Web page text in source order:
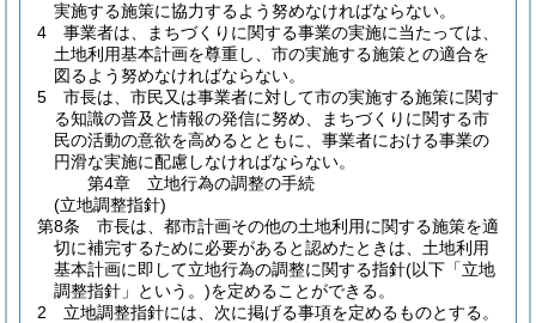
実施する施策に協力するよう努めなければならない。
4
事業者は、まちづくりに関する事業の実施に当たっては、
土地利用基本計画を尊重し、市の実施する施策との適合を
図るよう努めなければならない。
5
市長は、市民又は事業者に対して市の実施する施策に関す
る知識の普及と情報の発信に努め、まちづくりに関する市
民の活動の意欲を高めるとともに、事業者における事業の
円滑な実施に配慮しなければならない。
第4章
立地行為の調整の手続
(立地調整指針)
第8条
市長は、都市計画その他の土地利用に関する施策を適
切に補完するために必要があると認めたときは、土地利用
基本計画に即して立地行為の調整に関する指針(以下「立地
調整指針」という。)を定めることができる。
2
立地調整指針には、次に掲げる事項を定めるものとする。